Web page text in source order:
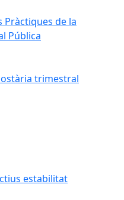
Pràctiques de la
Pública
trimestral
estabilitat